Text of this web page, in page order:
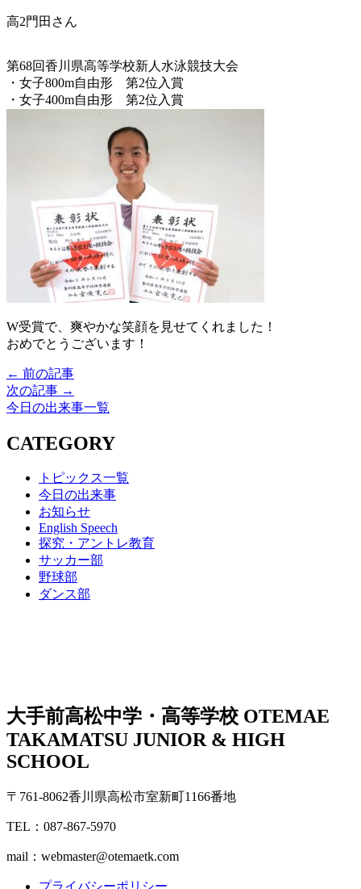
高2門田さん
第68回香川県高等学校新人水泳競技大会
・女子800m自由形 第2位入賞
・女子400m自由形 第2位入賞
W受賞で、爽やかな笑顔を見せてくれました！
おめでとうございます！
← 前の記事
次の記事 →
今日の出来事一覧
CATEGORY
トピックス一覧
今日の出来事
お知らせ
English Speech
探究・アントレ教育
サッカー部
野球部
ダンス部
大手前高松中学・高等学校 OTEMAE
TAKAMATSU JUNIOR & HIGH
SCHOOL
〒761-8062香川県高松市室新町1166番地
TEL：087-867-5970
mail：webmaster@otemaetk.com